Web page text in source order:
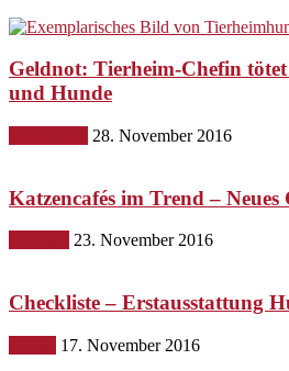
Geldnot: Tierheim-Chefin
und Hunde
28. November 2016
Katzencafés im Trend – Neues
23. November 2016
Checkliste – Erstausstattung
17. November 2016